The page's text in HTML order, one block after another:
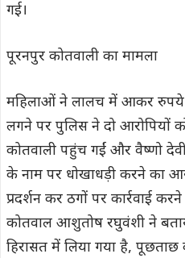
गई।
पूरनपुर कोतवाली का मामला
महिलाओं ने लालच में आकर रुपये
लगने पर पुलिस ने दो आरोपियों
कोतवाली पहुंच गईं और वैष्णो देवी
के नाम पर धोखाधड़ी करने का
प्रदर्शन कर ठगों पर कार्रवाई
कोतवाल आशुतोष रघुवंशी ने
हिरासत में लिया गया है,